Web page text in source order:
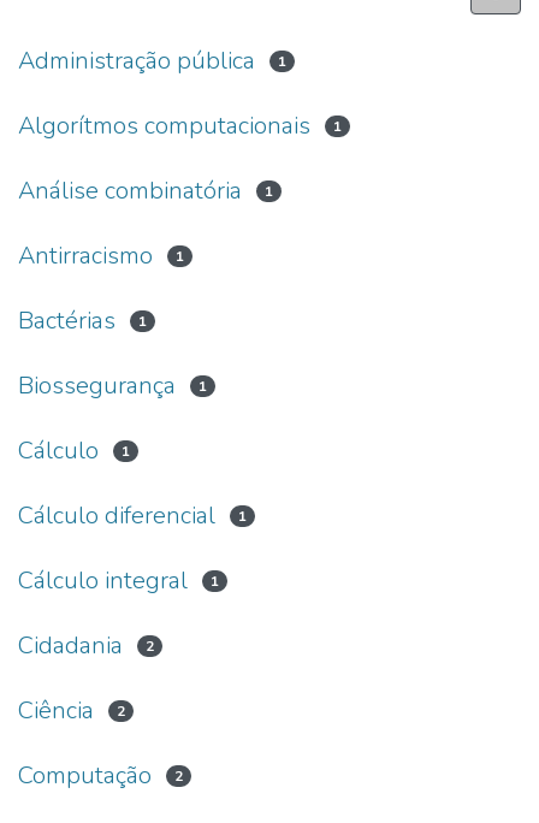
Administração pública 1
Algorítmos computacionais 1
Análise combinatória 1
Antirracismo 1
Bactérias 1
Biossegurança 1
Cálculo 1
Cálculo diferencial 1
Cálculo integral 1
Cidadania 2
Ciência 2
Computação 2